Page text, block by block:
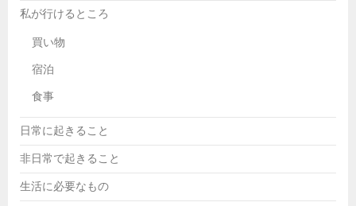
私が行けるところ
買い物
宿泊
食事
日常に起きること
非日常で起きること
生活に必要なもの